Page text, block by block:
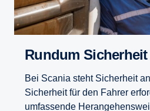
Rundum Sicherheit
Bei Scania steht Sicherheit
Sicherheit für den Fahrer
umfassende